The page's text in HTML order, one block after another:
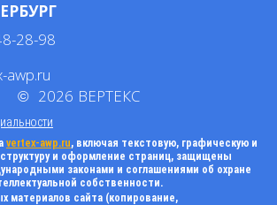
28-98
awp.ru
© 2026 ВЕРТЕКС
vertex-awp.ru, включая текстовую, графическую и
и оформление страниц, защищены
законами и соглашениями об охране
собственности.
материалов сайта (копирование,